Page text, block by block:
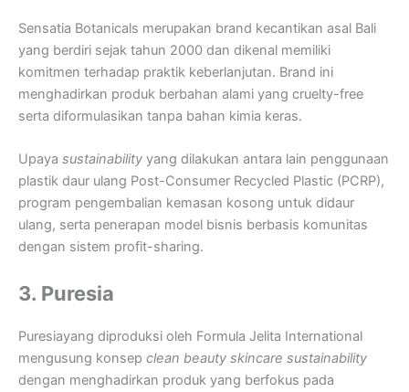
Sensatia Botanicals merupakan brand kecantikan asal Bali
yang berdiri sejak tahun 2000 dan dikenal memiliki
komitmen terhadap praktik keberlanjutan. Brand ini
menghadirkan produk berbahan alami yang cruelty-free
serta diformulasikan tanpa bahan kimia keras.
Upaya sustainability yang dilakukan antara lain penggunaan
plastik daur ulang Post-Consumer Recycled Plastic (PCRP),
program pengembalian kemasan kosong untuk didaur
ulang, serta penerapan model bisnis berbasis komunitas
dengan sistem profit-sharing.
3. Puresia
Puresiayang diproduksi oleh Formula Jelita International
mengusung konsep clean beauty skincare sustainability
dengan menghadirkan produk yang berfokus pada